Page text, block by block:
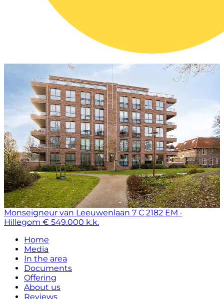
Monseigneur van Leeuwenlaan 7 C 2182 EM ·
Hillegom € 549.000 k.k.
Home
Media
In the area
Documents
Offering
About us
Reviews